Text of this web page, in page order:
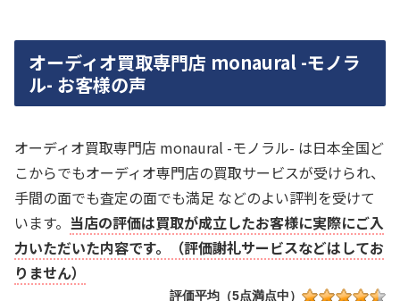
オーディオ買取専門店 monaural -モノラ
ル- お客様の声
オーディオ買取専門店 monaural -モノラル- は日本全国ど
こからでもオーディオ専門店の買取サービスが受けられ、
手間の面でも査定の面でも満足 などのよい評判を受けて
います。 当店の評価は買取が成立したお客様に実際にご入
力いただいた内容です。（評価謝礼サービスなどはしてお
りません）
評価平均（5点満点中）